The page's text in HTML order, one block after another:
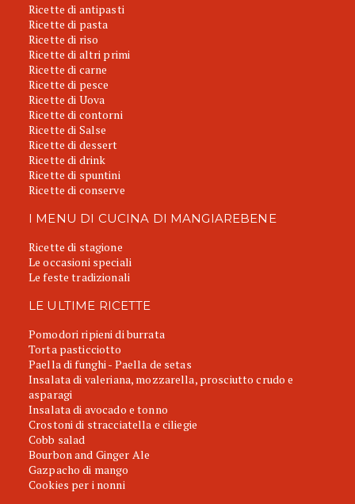
Ricette di antipasti
Ricette di pasta
Ricette di riso
Ricette di altri primi
Ricette di carne
Ricette di pesce
Ricette di Uova
Ricette di contorni
Ricette di Salse
Ricette di dessert
Ricette di drink
Ricette di spuntini
Ricette di conserve
I MENU DI CUCINA DI MANGIAREBENE
Ricette di stagione
Le occasioni speciali
Le feste tradizionali
LE ULTIME RICETTE
Pomodori ripieni di burrata
Torta pasticciotto
Paella di funghi - Paella de setas
Insalata di valeriana, mozzarella, prosciutto crudo e
asparagi
Insalata di avocado e tonno
Crostoni di stracciatella e ciliegie
Cobb salad
Bourbon and Ginger Ale
Gazpacho di mango
Cookies per i nonni